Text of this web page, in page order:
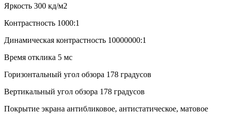
Яркость 300 кд/м2
Контрастность 1000:1
Динамическая контрастность 10000000:1
Время отклика 5 мс
Горизонтальный угол обзора 178 градусов
Вертикальный угол обзора 178 градусов
Покрытие экрана антибликовое, антистатическое, матовое